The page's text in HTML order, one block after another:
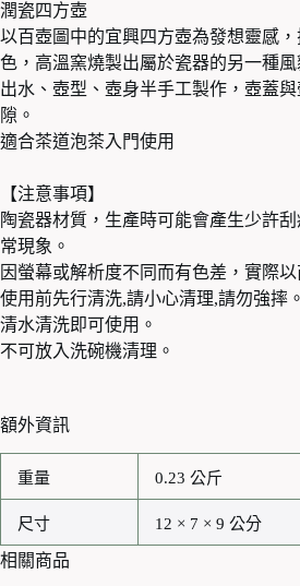
潤瓷四方壺
以百壺圖中的宜興四方壺為發想靈感
色，高溫窯燒製出屬於瓷器的另一種風
出水、壺型、壺身半手工製作，壺蓋
隙。
適合茶道泡茶入門使用
【注意事項】
陶瓷器材質，生產時可能會產生少許
常現象。
因螢幕或解析度不同而有色差，實際以
使用前先行清洗,請小心清理,請勿強摔。
清水清洗即可使用。
不可放入洗碗機清理。
額外資訊
重量 0.23 公斤
尺寸 12 × 7 × 9 公分
相關商品